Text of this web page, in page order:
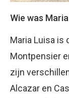
Wie was
Maria Luisa is
Montpensier
zijn
Alcazar en